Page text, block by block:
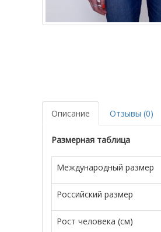
Описание Отзывы (0)
Размерная таблица
Международный размер
Российский размер
Рост человека (см)